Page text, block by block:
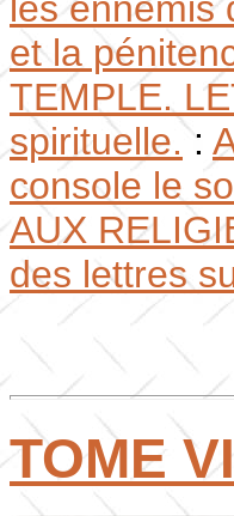
les ennemis
et la
TEMPLE.
spirituelle.:
console le
AUX
des lettres
TOME